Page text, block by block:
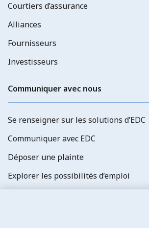
Courtiers d’assurance
Alliances
Fournisseurs
Investisseurs
Communiquer avec nous
Se renseigner sur les solutions d’EDC
Communiquer avec EDC
Déposer une plainte
Explorer les possibilités d’emploi